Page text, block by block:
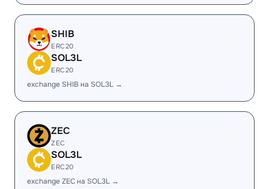
SHIB
ERC20
SOL3L
ERC20
exchange SHIB на SOL3L →
ZEC
ZEC
SOL3L
ERC20
exchange ZEC на SOL3L →